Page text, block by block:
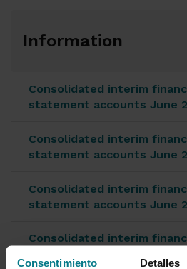
Consentimiento Detalles
Information
Consolidated interim
statement accounts June
Consolidated interim
statement accounts June
Consolidated interim
statement accounts June
Consolidated interim